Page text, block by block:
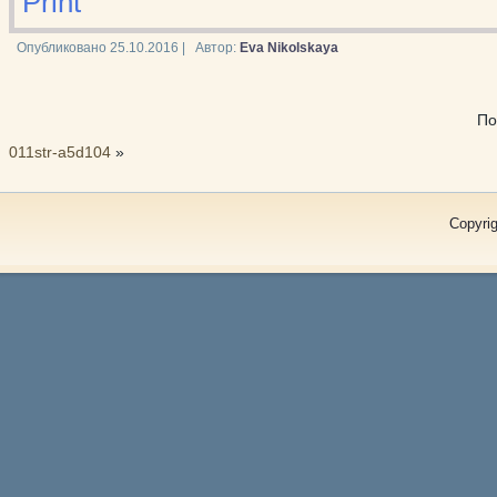
Опубликовано 25.10.2016 Автор: Eva Nikolskaya
011str-a5d104 »